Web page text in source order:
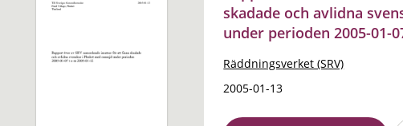
skadade och avlidna
under perioden 2005-01-
Räddningsverket (SRV)
2005-01-13